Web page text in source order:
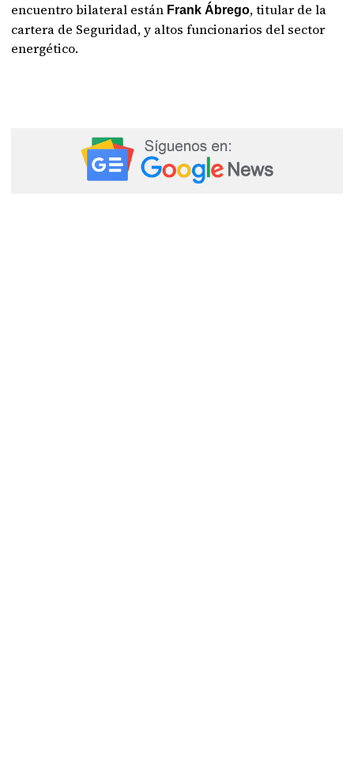
encuentro bilateral están Frank Ábrego, titular de la
cartera de Seguridad, y altos funcionarios del sector
energético.